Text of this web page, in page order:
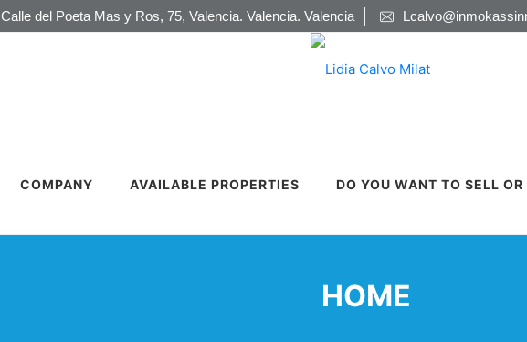
Calle del Poeta Mas y Ros, 75, Valencia. Valencia. Valencia
COMPANY AVAILABLE PROPERTIES DO YOU WANT TO SELL
HOME